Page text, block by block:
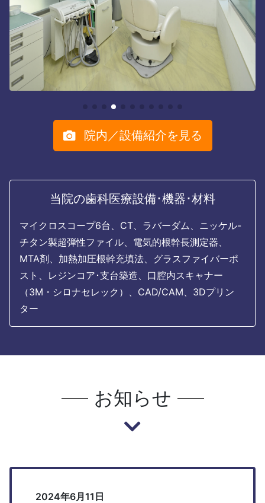
院内／設備紹介を見る
当院の歯科医療設備･機器･材料
マイクロスコープ6台、CT、ラバーダム、ニッケル-
チタン製超弾性ファイル、電気的根幹長測定器、
MTA剤、加熱加圧根幹充填法、グラスファイバーポ
スト、レジンコア･支台築造、口腔内スキャナー
（3M・シロナセレック）、CAD/CAM、3Dプリン
ター
お知らせ
2024年6月11日